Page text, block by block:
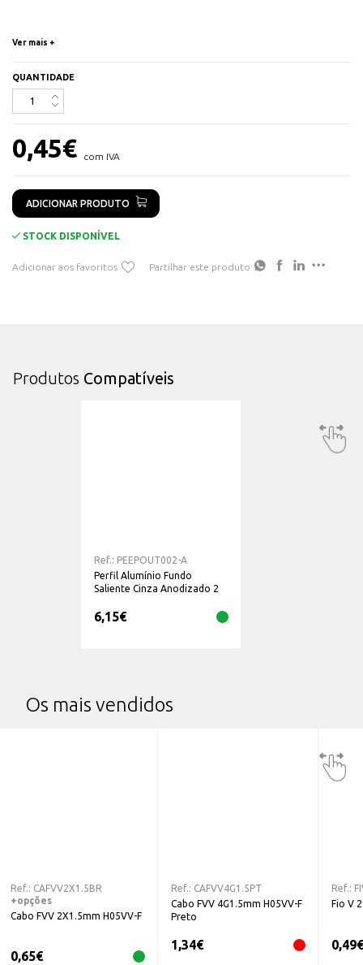
Ver mais +
QUANTIDADE
0,45€ com IVA
ADICIONAR PRODUTO
STOCK DISPONÍVEL
Adicionar aos favoritos Partilhar este produto
Produtos Compatíveis
Ref.: PEEPOUT002-A
Perfil Alumínio Fundo
Saliente Cinza Anodizado 2
6,15€
Os mais vendidos
Ref.: CAFVV2X1.5BR
+opções
Cabo FVV 2X1.5mm H05VV-F
0,65€
Ref.: CAFVV4G1.5PT
Cabo FVV 4G1.5mm H05VV-F
Preto
1,34€
Ref.:
Fio V
0,49€